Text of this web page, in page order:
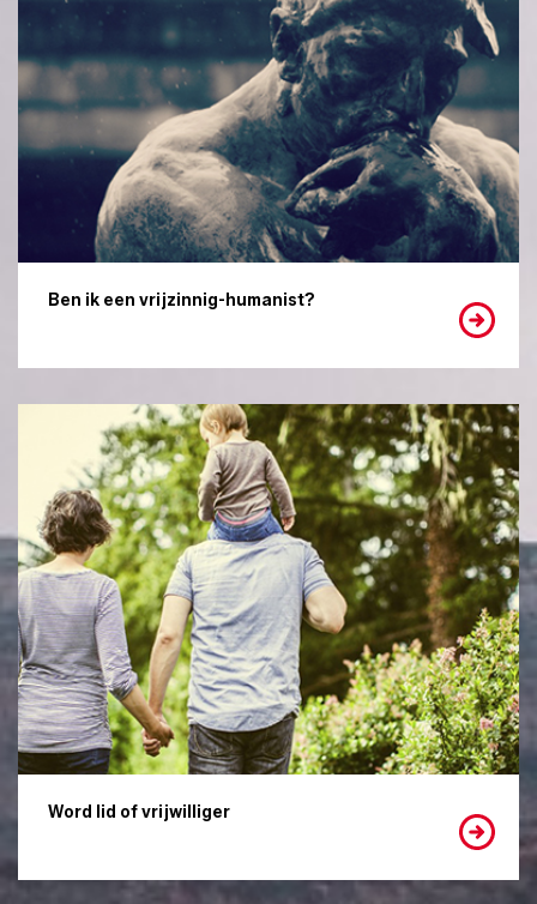
Ben ik een vrijzinnig-humanist?
Word lid of vrijwilliger